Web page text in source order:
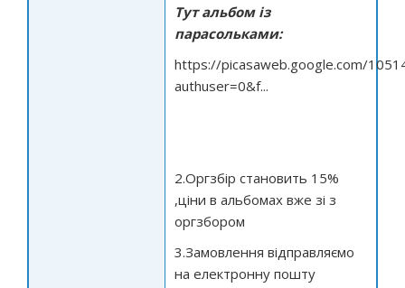
Тут альбом із
парасольками:
https://picasaweb.google.com/
authuser=0&f...
2.Оргзбір становить 15%
,ціни в альбомах вже зі з
оргзбором
3.Замовлення відправляємо
на електронну пошту